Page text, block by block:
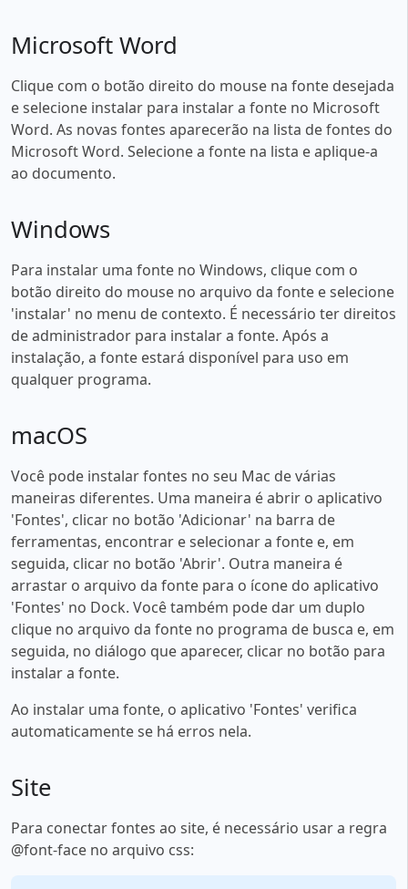
Microsoft Word
Clique com o botão direito do mouse na fonte desejada
e selecione instalar para instalar a fonte no Microsoft
Word. As novas fontes aparecerão na lista de fontes do
Microsoft Word. Selecione a fonte na lista e aplique-a
ao documento.
Windows
Para instalar uma fonte no Windows, clique com o
botão direito do mouse no arquivo da fonte e selecione
'instalar' no menu de contexto. É necessário ter direitos
de administrador para instalar a fonte. Após a
instalação, a fonte estará disponível para uso em
qualquer programa.
macOS
Você pode instalar fontes no seu Mac de várias
maneiras diferentes. Uma maneira é abrir o aplicativo
'Fontes', clicar no botão 'Adicionar' na barra de
ferramentas, encontrar e selecionar a fonte e, em
seguida, clicar no botão 'Abrir'. Outra maneira é
arrastar o arquivo da fonte para o ícone do aplicativo
'Fontes' no Dock. Você também pode dar um duplo
clique no arquivo da fonte no programa de busca e, em
seguida, no diálogo que aparecer, clicar no botão para
instalar a fonte.
Ao instalar uma fonte, o aplicativo 'Fontes' verifica
automaticamente se há erros nela.
Site
Para conectar fontes ao site, é necessário usar a regra
@font-face no arquivo css: